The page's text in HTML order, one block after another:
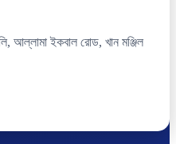
আল্লামা ইকবাল রোড, খান মঞ্জিল